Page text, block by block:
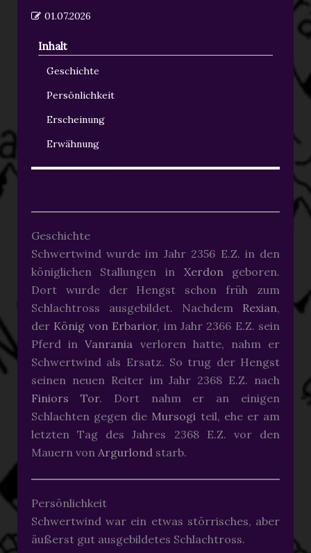
01.07.2026
Inhalt
Geschichte
Persönlichkeit
Erscheinung
Erwähnung
Geschichte
Schwertwind wurde im Jahr 2356 E.Z. in den
königlichen Stallungen in Xerdon geboren.
Dort wurde der Hengst schon früh zum
Schlachtross ausgebildet. Nachdem Rexian,
der König von Erbarior, im Jahr 2366 E.Z. sein
Pferd inVanrania verloren hatte, nahm er
Schwertwind als Ersatz. So trug der Hengst
seinen neuen Reiter im Jahr 2368 E.Z. nach
Finiors Tor. Dort nahm er an einigen
Schlachten gegen die Mursogi teil, ehe er am
letzten Tag des Jahres 2368 E.Z. vor den
Mauern von Argurlond starb.
Persönlichkeit
Schwertwind war ein etwas störrisches, aber
äußerst gut ausgebildetes Schlachtross.